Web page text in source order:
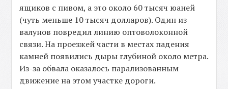
ящиков с пивом, а это около 60 тысяч юаней
(чуть меньше 10 тысяч долларов). Один из
валунов повредил линию оптоволоконной
связи. На проезжей части в местах падения
камней появились дыры глубиной около метра.
Из-за обвала оказалось парализованным
движение на этом участке дороги.